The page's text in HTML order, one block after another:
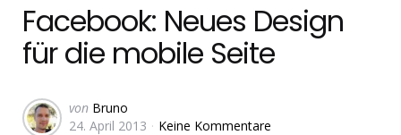
Facebook: Neues Design
für die mobile Seite
Geschrieben
von
von Bruno
24. April 2013
Keine Kommentare